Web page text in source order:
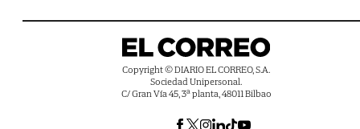
Copyright © DIARIO EL CORREO, S.A.
Sociedad Unipersonal.
C/ Gran Vía 45, 3ª planta, 48011 Bilbao